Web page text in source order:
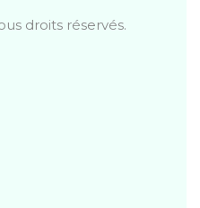
droits réservés.